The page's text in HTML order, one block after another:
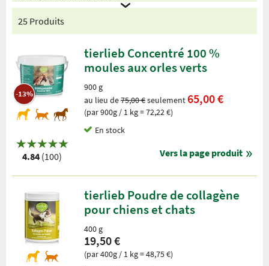
25 Produits
-13%
4.84 (100)
tierlieb Concentré 100 %
moules aux orles verts
900 g
au lieu de75,00 €seulement65,00 €
(par 900g / 1 kg = 72,22 €)
En stock
Vers la page produit
tierlieb Poudre de collagène
pour chiens et chats
400 g
19,50 €
(par 400g / 1 kg = 48,75 €)